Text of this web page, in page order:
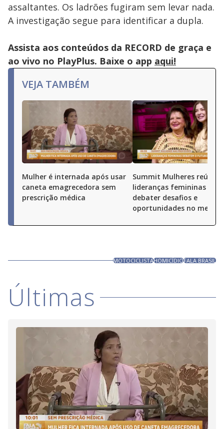
assaltantes. Os ladrões fugiram sem levar nada.
A investigação segue para identificar a dupla.
Assista aos conteúdos da RECORD de graça e
ao vivo no PlayPlus. Baixe o app aqui!
VEJA TAMBÉM
Mulher é internada após usar
caneta emagrecedora sem
prescrição médica
Summit Mulheres reúne
lideranças femininas para
debater desafios e
oportunidades no
MOTOCICLISTAHOMICÍDIOFALA BRASIL
Últimas